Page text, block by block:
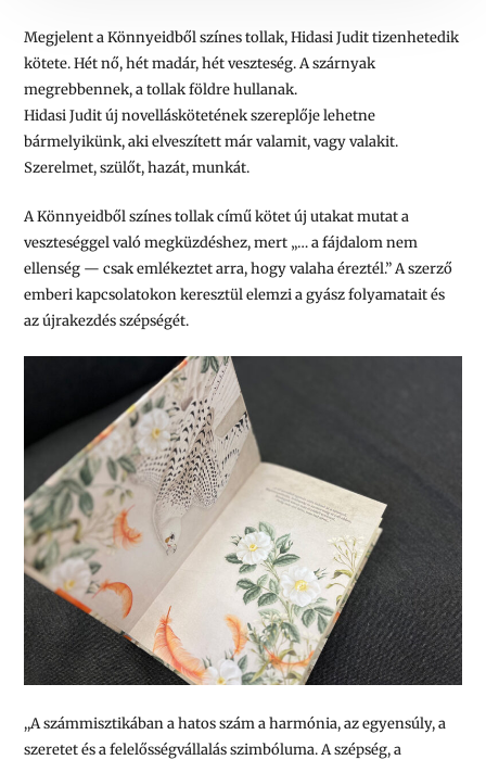
Megjelent a Könnyeidből színes tollak, Hidasi Judit tizenhetedik
kötete. Hét nő, hét madár, hét veszteség. A szárnyak
megrebbennek, a tollak földre hullanak.
Hidasi Judit új novelláskötetének szereplője lehetne
bármelyikünk, aki elveszített már valamit, vagy valakit.
Szerelmet, szülőt, hazát, munkát.
AKönnyeidből színes tollakcímű kötet új utakat mutat a
veszteséggel való megküzdéshez, mert „… a fájdalom nem
ellenség — csak emlékeztet arra, hogy valaha éreztél.”A szerző
emberi kapcsolatokon keresztül elemzi a gyász folyamatait és
az újrakezdés szépségét.
,,A számmisztikában a hatos szám a harmónia, az egyensúly, a
szeretet és a felelősségvállalás szimbóluma. A szépség, a